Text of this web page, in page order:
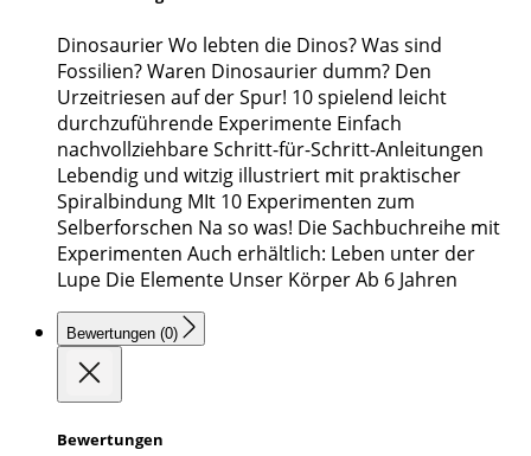
Dinosaurier Wo lebten die Dinos? Was sind
Fossilien? Waren Dinosaurier dumm? Den
Urzeitriesen auf der Spur! 10 spielend leicht
durchzuführende Experimente Einfach
nachvollziehbare Schritt-für-Schritt-Anleitungen
Lebendig und witzig illustriert mit praktischer
Spiralbindung MIt 10 Experimenten zum
Selberforschen Na so was! Die Sachbuchreihe mit
Experimenten Auch erhältlich: Leben unter der
Lupe Die Elemente Unser Körper Ab 6 Jahren
Bewertungen (0)
Bewertungen